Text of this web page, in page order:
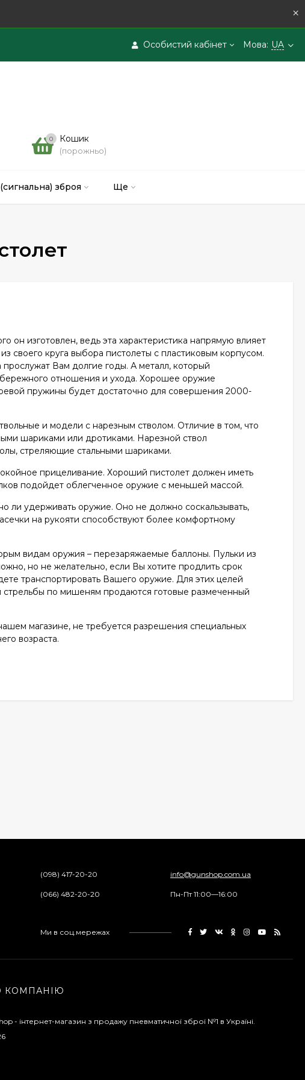
×
Особистий кабінет Мова: UA
0 Кошик
(порожньо)
зброя Ще
он изготовлен, ведь эта характеристика напрямую влияет
своего круга выбора пистолеты с пластиковым корпусом.
Вам долгие годы. А металл, который
отношения и ухода. Хорошее оружие
пружины будет достаточно для совершения 2000-
и модели с нарезным стволом. Отличие в том, что
шариками или дротиками. Нарезной ствол
стреляющие стальными шариками.
прицеливание. Хороший пистолет должен иметь
подойдет облегченное оружие с меньшей массой.
ли удерживать оружие. Оно не должно соскальзывать,
на рукояти способствуют более комфортному
видам оружия – перезаряжаемые баллоны. Пульки из
но не желательно, если Вы хотите продлить срок
транспортировать Вашего оружие. Для этих целей
по мишеням продаются готовые размеченный
магазине, не требуется разрешения специальных
возраста.
(098) 417-20-20
(066) 482-20-20
info@gunshop.com.ua
Пн-Пт 11:00—16:00
Ми в соц.мережах
КОМПАНІЮ
- інтернет-магазин з продажу пневматичної зброї №1 в Україні.